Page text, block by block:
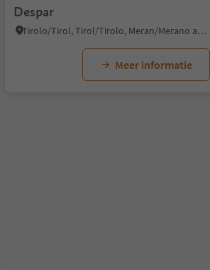
Despar
Tirolo/Tirol, Tirol/Tirolo, Meran/Merano and environs
Meer informatie